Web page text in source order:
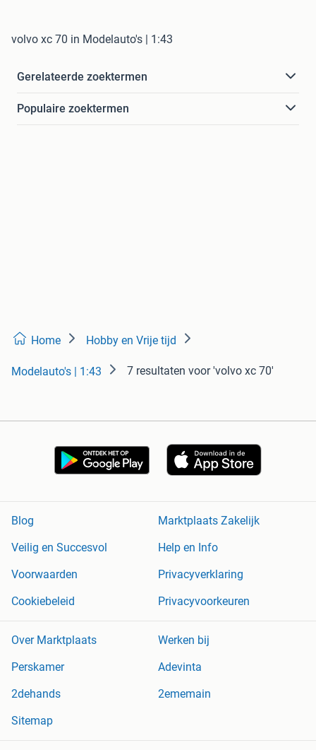
volvo xc 70 in Modelauto's | 1:43
Gerelateerde zoektermen
Populaire zoektermen
Home Hobby en Vrije tijd
Modelauto's | 1:43 7 resultaten voor 'volvo xc 70'
Blog
Marktplaats Zakelijk
Veilig en Succesvol
Help en Info
Voorwaarden
Privacyverklaring
Cookiebeleid
Privacyvoorkeuren
Over Marktplaats
Werken bij
Perskamer
Adevinta
2dehands
2ememain
Sitemap